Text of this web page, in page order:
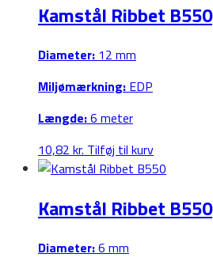
Kamstål Ribbet B550
Diameter: 12 mm
Miljømærkning: EDP
Længde:6 meter
10,82 kr. Tilføj til kurv
Kamstål Ribbet B550
Diameter:6 mm